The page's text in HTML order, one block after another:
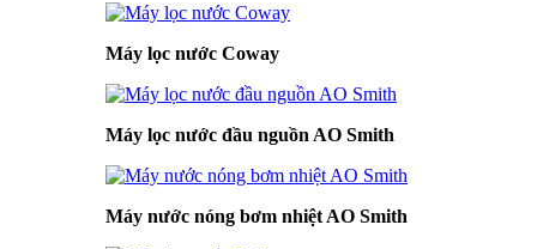
Máy lọc nước Coway
Máy lọc nước đầu nguồn AO Smith
Máy nước nóng bơm nhiệt AO Smith